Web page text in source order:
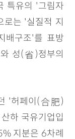
특유의 '그림자
는 '실질적 지
배구조'를 표방
성(省 )정부의
'허페이(合肥)
하 국유기업입
지분은 6차례